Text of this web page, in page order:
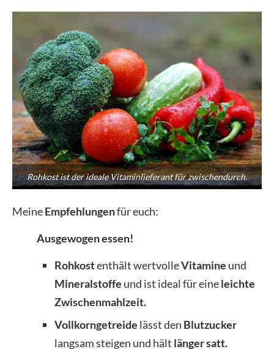
Rohkost ist der ideale Vitaminlieferant für zwischendurch.
MeineEmpfehlungenfür euch:
Ausgewogen essen!
Rohkostenthält wertvolleVitamine und
Mineralstoffe und ist ideal für eineleichte
Zwischenmahlzeit.
Vollkorngetreide lässt den Blutzucker
langsam steigen und hält länger satt.